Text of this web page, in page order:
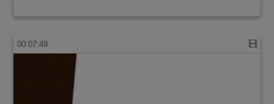
00:07:49